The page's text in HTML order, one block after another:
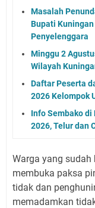
Masalah
Bupati
Penyelenggara
Minggu 2
Wilayah
Daftar Peserta
2026 Kelompok
Info Sembako di
2026, Telur dan
Warga yang
membuka paksa
tidak dan
memadamkan